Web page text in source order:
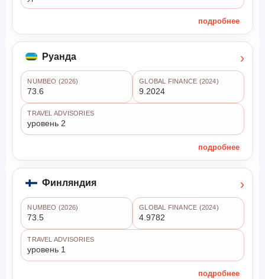
подробнее
Руанда ›
NUMBEO (2026)
73.6
GLOBAL FINANCE (2024)
9.2024
TRAVEL ADVISORIES
уровень 2
подробнее
Финляндия ›
NUMBEO (2026)
73.5
GLOBAL FINANCE (2024)
4.9782
TRAVEL ADVISORIES
уровень 1
подробнее